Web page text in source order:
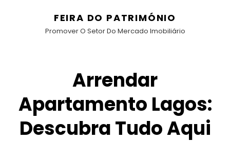
FEIRA DO PATRIMÓNIO
Promover O Setor Do Mercado Imobiliário
Arrendar
Apartamento Lagos:
Descubra Tudo Aqui